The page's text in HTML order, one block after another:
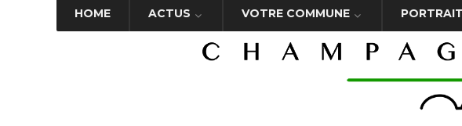
HOME ACTUS VOTRE COMMUNE